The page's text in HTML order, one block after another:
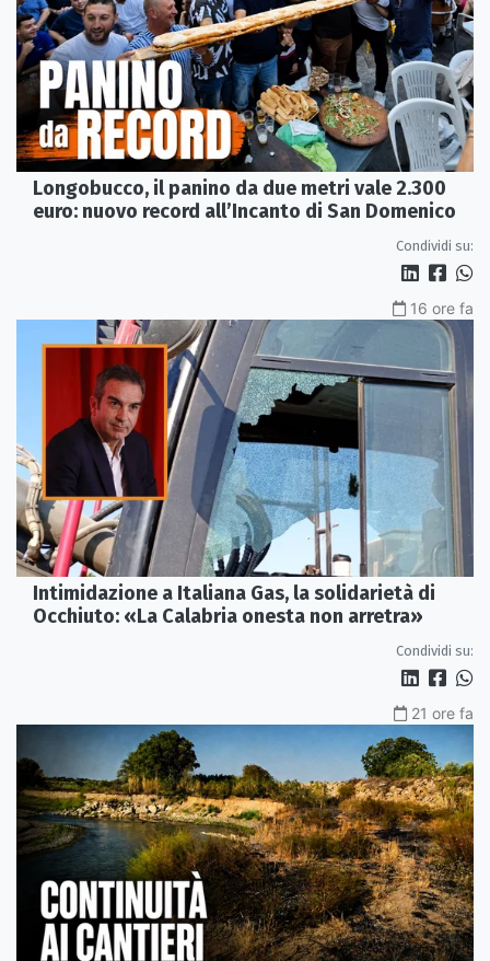
Longobucco, il panino da due metri vale 2.300
euro: nuovo record all’Incanto di San Domenico
Condividi su:
16 ore fa
Intimidazione a Italiana Gas, la solidarietà di
Occhiuto: «La Calabria onesta non arretra»
Condividi su:
21 ore fa